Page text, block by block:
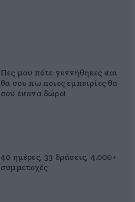
Πες μου πότε γεννήθηκες και
θα σου πω ποιες εμπειρίες θα
σου έκανα δώρο!
40 ημέρες, 33 δράσεις, 4.000+
συμμετοχές